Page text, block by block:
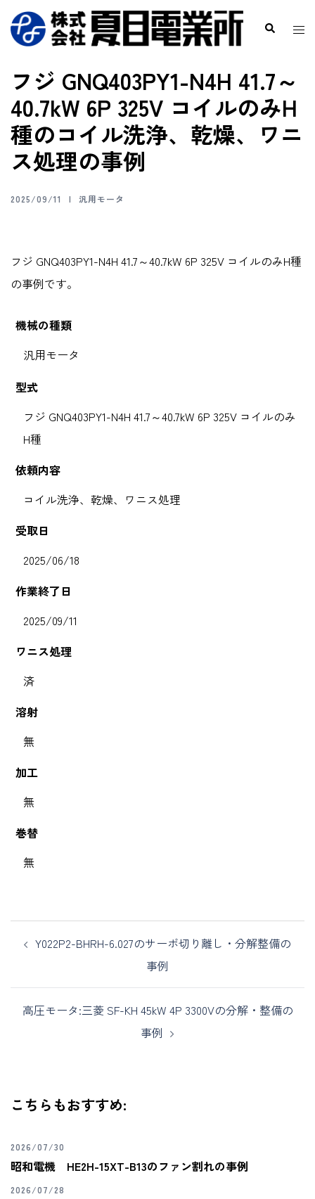
フジ GNQ403PY1-N4H 41.7～
40.7kW 6P 325V コイルのみH
種のコイル洗浄、乾燥、ワニ
ス処理の事例
2025/09/11 汎用モータ
フジ GNQ403PY1-N4H 41.7～40.7kW 6P 325V コイルのみH種
の事例です。
機械の種類
汎用モータ
型式
フジ GNQ403PY1-N4H 41.7～40.7kW 6P 325V コイルのみ
H種
依頼内容
コイル洗浄、乾燥、ワニス処理
受取日
2025/06/18
作業終了日
2025/09/11
ワニス処理
済
溶射
無
加工
無
巻替
無
Y022P2-BHRH-6.027のサーボ切り離し・分解整備の
事例
高圧モータ:三菱 SF-KH 45kW 4P 3300Vの分解・整備の
事例
こちらもおすすめ:
2026/07/30
昭和電機 HE2H-15XT-B13のファン割れの事例
2026/07/28